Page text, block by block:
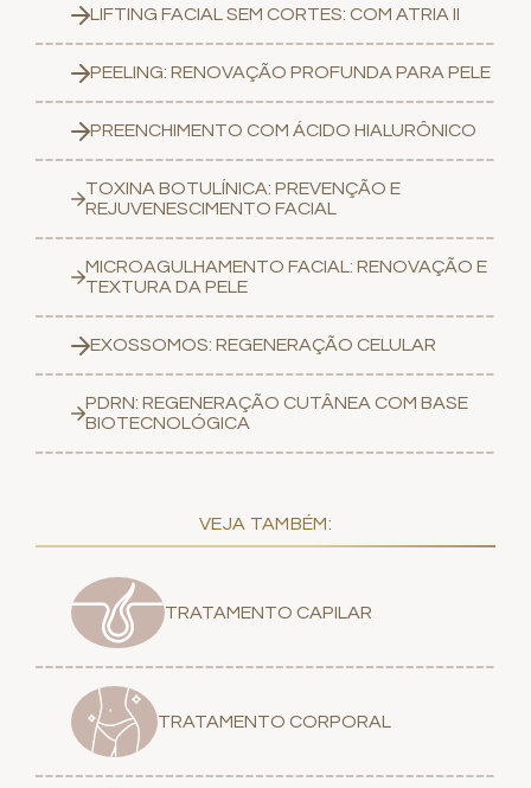
LIFTING FACIAL SEM CORTES: COM ATRIA II
PEELING: RENOVAÇÃO PROFUNDA PARA PELE
PREENCHIMENTO COM ÁCIDO HIALURÔNICO
TOXINA BOTULÍNICA: PREVENÇÃO E
REJUVENESCIMENTO FACIAL
MICROAGULHAMENTO FACIAL: RENOVAÇÃO E
TEXTURA DA PELE
EXOSSOMOS: REGENERAÇÃO CELULAR
PDRN: REGENERAÇÃO CUTÂNEA COM BASE
BIOTECNOLÓGICA
VEJA TAMBÉM:
TRATAMENTO CAPILAR
TRATAMENTO CORPORAL